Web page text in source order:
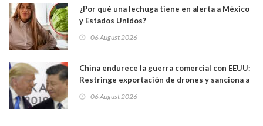
¿Por qué una lechuga tiene en alerta a México
y Estados Unidos?
06 August 2026
China endurece la guerra comercial con EEUU:
Restringe exportación de drones y sanciona a
06 August 2026